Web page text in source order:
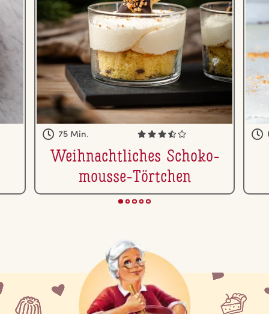
75 Min.
Weih­nacht­li­ches Scho­ko­
mousse-Törtchen